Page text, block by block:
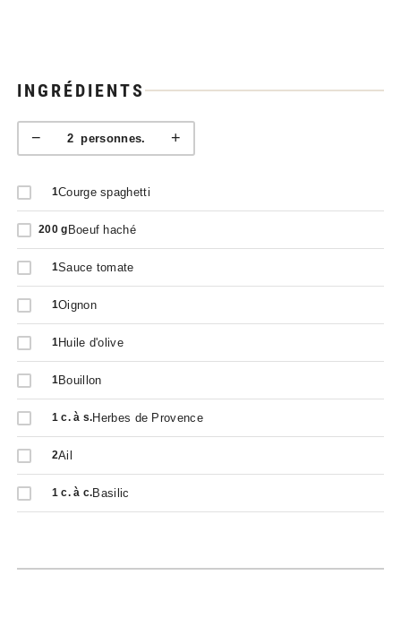
INGRÉDIENTS
− 2personnes. +
1Courge spaghetti
200 gBoeuf haché
1Sauce tomate
1Oignon
1Huile d'olive
1Bouillon
1 c. à s.Herbes de Provence
2Ail
1 c. à c.Basilic